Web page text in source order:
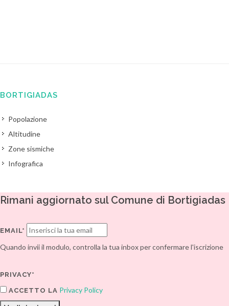
BORTIGIADAS
Popolazione
Altitudine
Zone sismiche
Infografica
Rimani aggiornato sul Comune di Bortigiadas
EMAIL*
Quando invii il modulo, controlla la tua inbox per confermare l'iscrizione
PRIVACY*
ACCETTO LA Privacy Policy